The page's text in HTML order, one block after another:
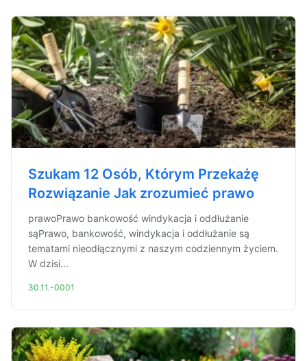
Szukam 12 Osób, Którym Przekażę
Rozwiązanie Jak zrozumieć prawo
prawoPrawo bankowość windykacja i oddłużanie
sąPrawo, bankowość, windykacja i oddłużanie są
tematami nieodłącznymi z naszym codziennym życiem.
W dzisi...
30.11.-0001